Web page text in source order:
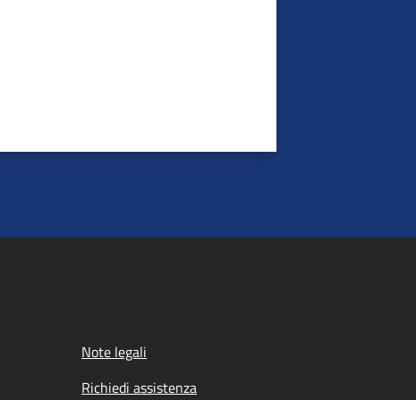
Note legali
Richiedi assistenza